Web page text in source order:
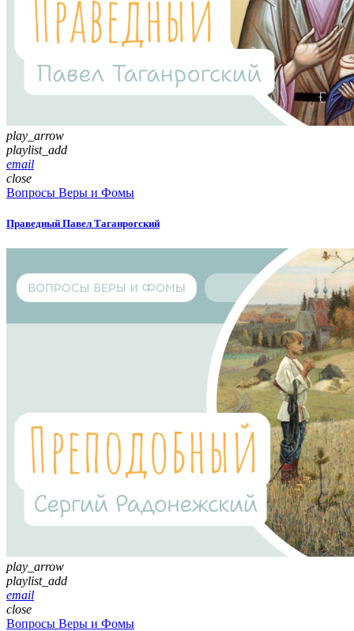
play_arrow
playlist_add
email
close
Вопросы Веры и Фомы
Праведный Павел Таганрогский
play_arrow
playlist_add
email
close
Вопросы Веры и Фомы